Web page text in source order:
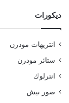
ديكورات
انتريهات مودرن
ستائر مودرن
انترلوك
صور نيش